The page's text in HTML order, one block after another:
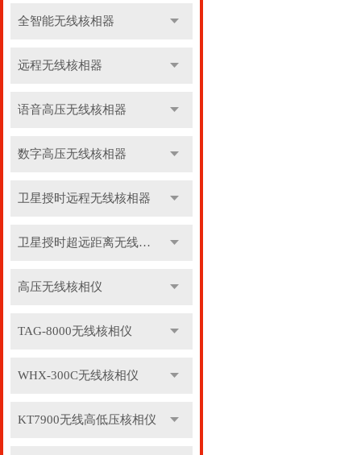
全智能无线核相器
远程无线核相器
语音高压无线核相器
数字高压无线核相器
卫星授时远程无线核相器
卫星授时超远距离无线核相器
高压无线核相仪
TAG-8000无线核相仪
WHX-300C无线核相仪
KT7900无线高低压核相仪